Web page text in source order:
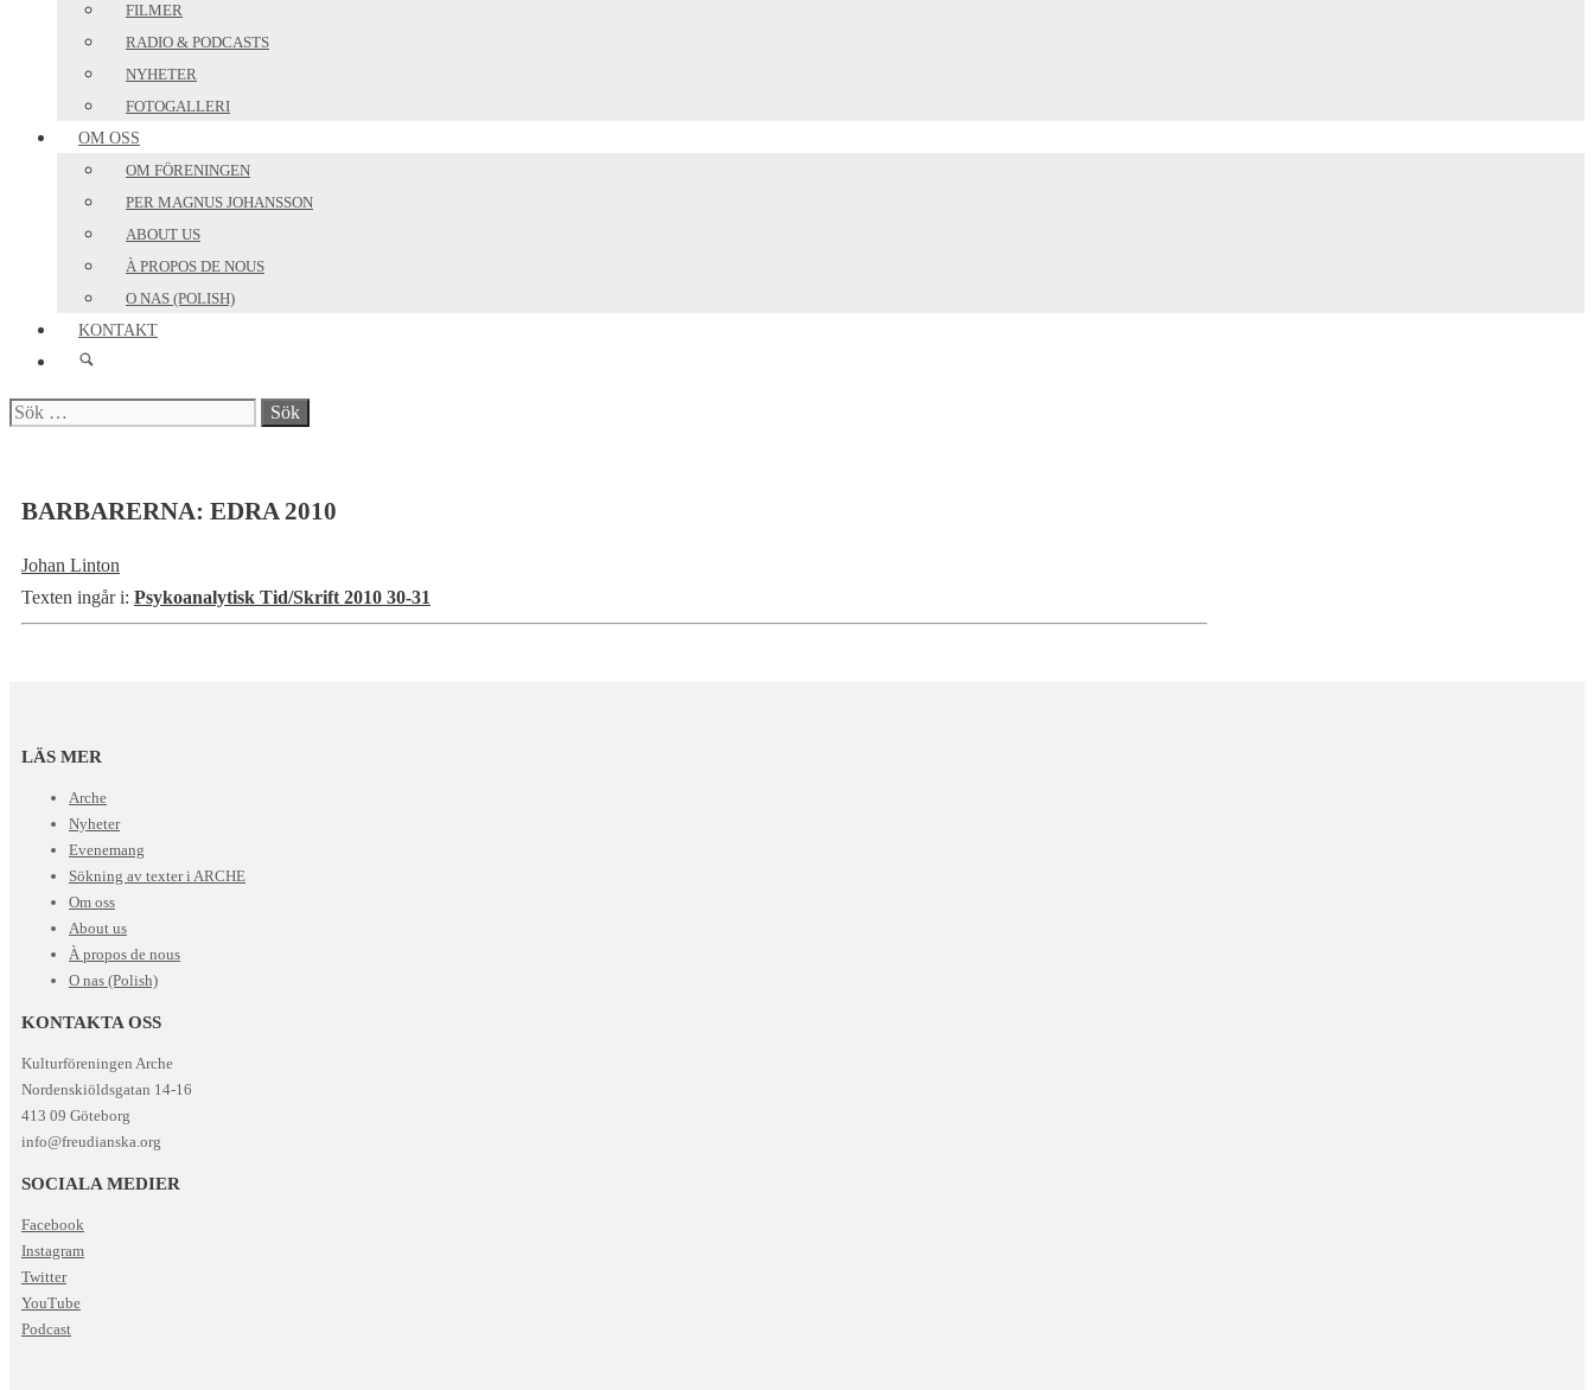
FILMER
RADIO & PODCASTS
NYHETER
FOTOGALLERI
OM OSS
OM FÖRENINGEN
PER MAGNUS JOHANSSON
ABOUT US
À PROPOS DE NOUS
O NAS (POLISH)
KONTAKT
Sök
BARBARERNA: EDRA 2010
Johan Linton
Texten ingår i: Psykoanalytisk Tid/Skrift 2010 30-31
LÄS MER
Arche
Nyheter
Evenemang
Sökning av texter i ARCHE
Om oss
About us
À propos de nous
O nas (Polish)
KONTAKTA OSS
Kulturföreningen Arche
Nordenskiöldsgatan 14-16
413 09 Göteborg
info@freudianska.org
SOCIALA MEDIER
Facebook
Instagram
Twitter
YouTube
Podcast